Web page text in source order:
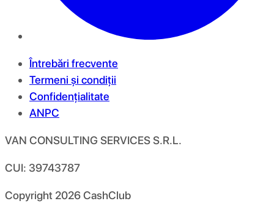
Întrebări frecvente
Termeni și condiții
Confidențialitate
ANPC
VAN CONSULTING SERVICES S.R.L.
CUI: 39743787
Copyright 2026CashClub